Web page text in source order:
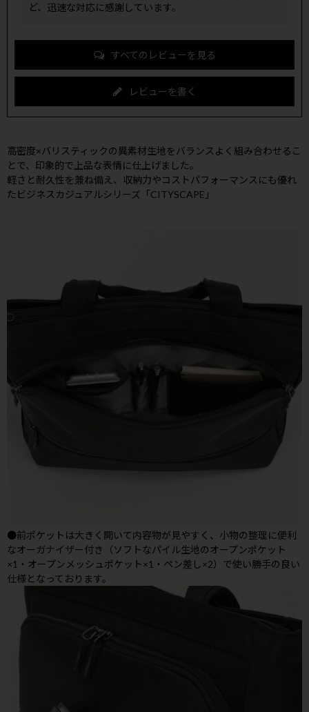
ど、迅速な対応に感謝しています。
すべてのレビューを見る
レビューを書く
高密度×バリスティックの異素材生地をバランスよく組み合わせるこ
とで、印象的で上品な表情に仕上げました。
軽さと耐久性を兼ね備え、収納力やコストパフォーマンスにも優れ
たビジネスカジュアルシリーズ「CITYSCAPE」
●前ポケットは大きく開いて内容物が見やすく、小物の整理に便利
なオーガナイザー付き（ソフトなパイル生地のオープンポケット
×1・オープンメッシュポケット×1・ペン差し×2）で使い勝手の良い
仕様となっております。